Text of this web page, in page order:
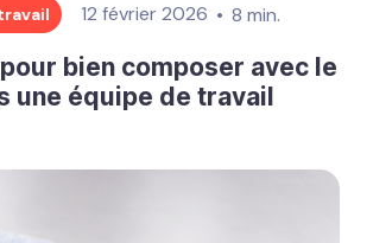
12 février 2026 8 min.
bien composer avec le
une équipe de travail